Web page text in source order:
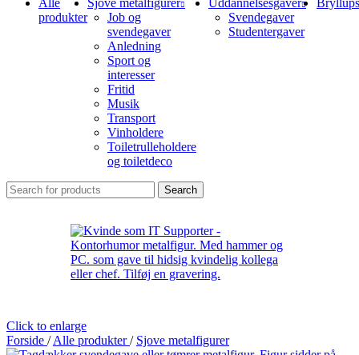
Alle
produkter
Sjove metalfigurer
Job og
svendegaver
Anledning
Sport og
interesser
Fritid
Musik
Transport
Vinholdere
Toiletrulleholdere
og toiletdeco
Uddannelsesgaver
Svendegaver
Studentergaver
Search
Click to enlarge
Forside / Alle produkter/ Sjove metalfigurer